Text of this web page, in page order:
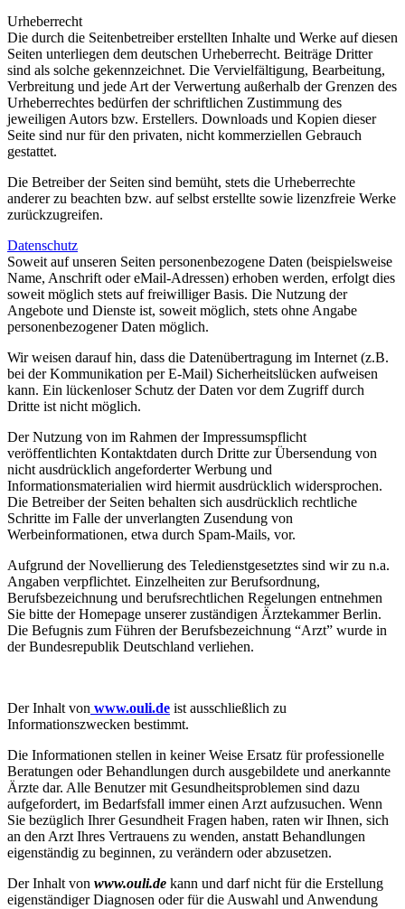
Urheberrecht
Die durch die Seitenbetreiber erstellten Inhalte und Werke auf diesen
Seiten unterliegen dem deutschen Urheberrecht. Beiträge Dritter
sind als solche gekennzeichnet. Die Vervielfältigung, Bearbeitung,
Verbreitung und jede Art der Verwertung außerhalb der Grenzen des
Urheberrechtes bedürfen der schriftlichen Zustimmung des
jeweiligen Autors bzw. Erstellers. Downloads und Kopien dieser
Seite sind nur für den privaten, nicht kommerziellen Gebrauch
gestattet.
Die Betreiber der Seiten sind bemüht, stets die Urheberrechte
anderer zu beachten bzw. auf selbst erstellte sowie lizenzfreie Werke
zurückzugreifen.
Datenschutz
Soweit auf unseren Seiten personenbezogene Daten (beispielsweise
Name, Anschrift oder eMail-Adressen) erhoben werden, erfolgt dies
soweit möglich stets auf freiwilliger Basis. Die Nutzung der
Angebote und Dienste ist, soweit möglich, stets ohne Angabe
personenbezogener Daten möglich.
Wir weisen darauf hin, dass die Datenübertragung im Internet (z.B.
bei der Kommunikation per E-Mail) Sicherheitslücken aufweisen
kann. Ein lückenloser Schutz der Daten vor dem Zugriff durch
Dritte ist nicht möglich.
Der Nutzung von im Rahmen der Impressumspflicht
veröffentlichten Kontaktdaten durch Dritte zur Übersendung von
nicht ausdrücklich angeforderter Werbung und
Informationsmaterialien wird hiermit ausdrücklich widersprochen.
Die Betreiber der Seiten behalten sich ausdrücklich rechtliche
Schritte im Falle der unverlangten Zusendung von
Werbeinformationen, etwa durch Spam-Mails, vor.
Aufgrund der Novellierung des Teledienstgesetztes sind wir zu n.a.
Angaben verpflichtet. Einzelheiten zur Berufsordnung,
Berufsbezeichnung und berufsrechtlichen Regelungen entnehmen
Sie bitte der Homepage unserer zuständigen Ärztekammer Berlin.
Die Befugnis zum Führen der Berufsbezeichnung “Arzt” wurde in
der Bundesrepublik Deutschland verliehen.
Der Inhalt von www.ouli.de ist ausschließlich zu
Informationszwecken bestimmt.
Die Informationen stellen in keiner Weise Ersatz für professionelle
Beratungen oder Behandlungen durch ausgebildete und anerkannte
Ärzte dar. Alle Benutzer mit Gesundheitsproblemen sind dazu
aufgefordert, im Bedarfsfall immer einen Arzt aufzusuchen. Wenn
Sie bezüglich Ihrer Gesundheit Fragen haben, raten wir Ihnen, sich
an den Arzt Ihres Vertrauens zu wenden, anstatt Behandlungen
eigenständig zu beginnen, zu verändern oder abzusetzen.
Der Inhalt von www.ouli.de kann und darf nicht für die Erstellung
eigenständiger Diagnosen oder für die Auswahl und Anwendung